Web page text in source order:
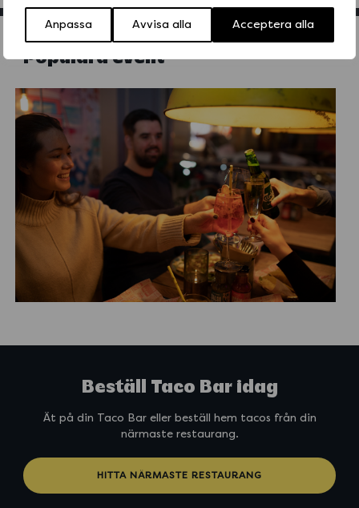
Anpassa Avvisa alla Acceptera alla
Populära event
Beställ Taco Bar idag
Ät på din Taco Bar eller beställ hem tacos från din
närmaste restaurang.
HITTA NÄRMASTE RESTAURANG